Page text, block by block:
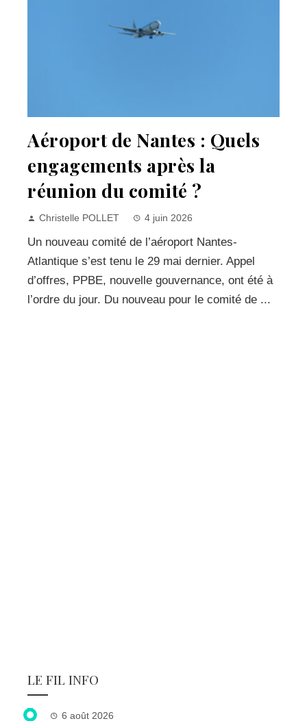
Aéroport de Nantes : Quels
engagements après la
réunion du comité ?
Christelle POLLET 4 juin 2026
Un nouveau comité de l’aéroport Nantes-
Atlantique s’est tenu le 29 mai dernier. Appel
d’offres, PPBE, nouvelle gouvernance, ont été à
l’ordre du jour. Du nouveau pour le comité de ...
LE FIL INFO
6 août 2026